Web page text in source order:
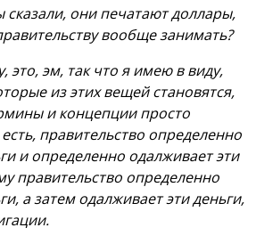
сказали, они печатают доллары,
вообще занимать?
это, эм, так что я имею в виду,
из этих вещей становятся,
и концепции просто
правительство определенно
и определенно одалживает эти
правительство определенно
а затем одалживает эти деньги,